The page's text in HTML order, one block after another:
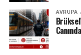
AVRUPA